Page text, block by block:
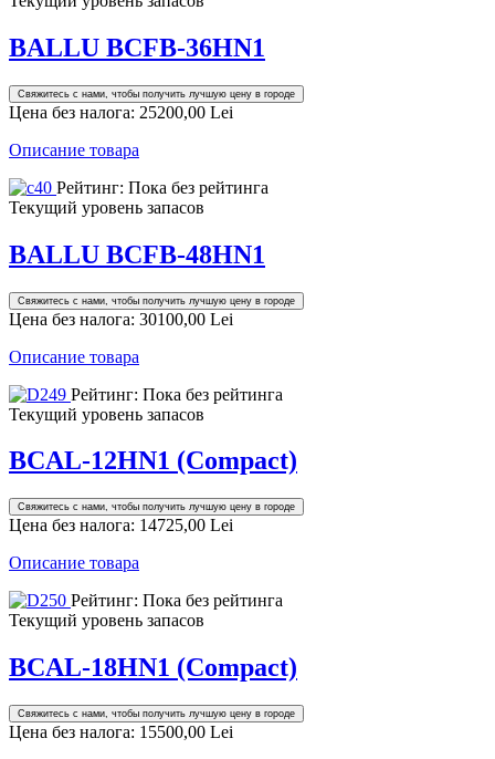
BALLU BCFB-36HN1
Свяжитесь с нами, чтобы получить лучшую цену в городе
Цена без налога: 25200,00 Lei
Описание товара
Рейтинг: Пока без рейтинга
Текущий уровень запасов
BALLU BCFB-48HN1
Свяжитесь с нами, чтобы получить лучшую цену в городе
Цена без налога: 30100,00 Lei
Описание товара
Рейтинг: Пока без рейтинга
Текущий уровень запасов
BCAL-12HN1 (Compact)
Свяжитесь с нами, чтобы получить лучшую цену в городе
Цена без налога: 14725,00 Lei
Описание товара
Рейтинг: Пока без рейтинга
Текущий уровень запасов
BCAL-18HN1 (Compact)
Свяжитесь с нами, чтобы получить лучшую цену в городе
Цена без налога: 15500,00 Lei